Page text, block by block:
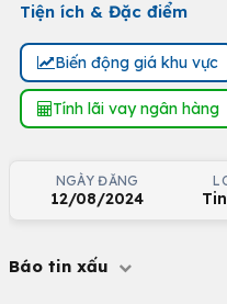
Tiện ích & Đặc điểm
Biến động giá khu vực
Tính lãi vay ngân hàng
NGÀY ĐĂNG
12/08/2024
Báo tin xấu